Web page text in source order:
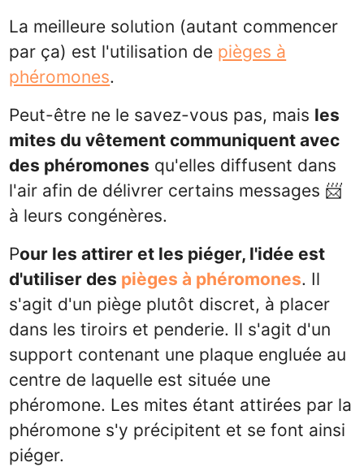
La meilleure solution (autant commencer
par ça) est l'utilisation de pièges à
phéromones.
Peut-être ne le savez-vous pas, mais les
mites du vêtement communiquent avec
des phéromones qu'elles diffusent dans
l'air afin de délivrer certains messages 📨
à leurs congénères.
Pour les attirer et les piéger, l'idée est
d'utiliser des pièges à phéromones. Il
s'agit d'un piège plutôt discret, à placer
dans les tiroirs et penderie. Il s'agit d'un
support contenant une plaque engluée au
centre de laquelle est située une
phéromone. Les mites étant attirées par la
phéromone s'y précipitent et se font ainsi
piéger.